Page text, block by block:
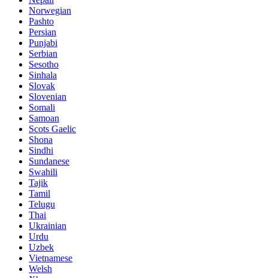
Norwegian
Pashto
Persian
Punjabi
Serbian
Sesotho
Sinhala
Slovak
Slovenian
Somali
Samoan
Scots Gaelic
Shona
Sindhi
Sundanese
Swahili
Tajik
Tamil
Telugu
Thai
Ukrainian
Urdu
Uzbek
Vietnamese
Welsh